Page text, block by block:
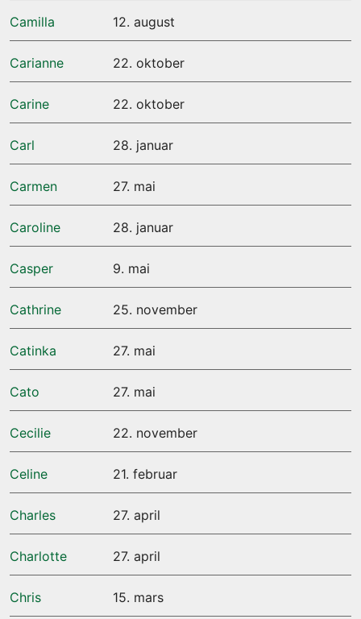
Camilla 12. august
Carianne 22. oktober
Carine 22. oktober
Carl 28. januar
Carmen 27. mai
Caroline 28. januar
Casper 9. mai
Cathrine 25. november
Catinka 27. mai
Cato 27. mai
Cecilie 22. november
Celine 21. februar
Charles 27. april
Charlotte 27. april
Chris 15. mars